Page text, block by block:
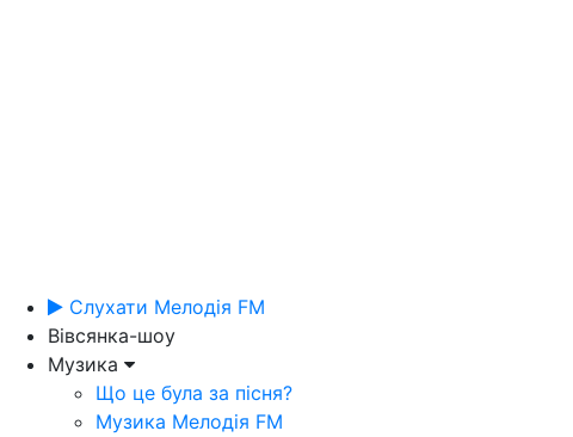
Слухати Мелодія FM
Вівсянка-шоу
Музика
Що це була за пісня?
Музика Мелодія FM